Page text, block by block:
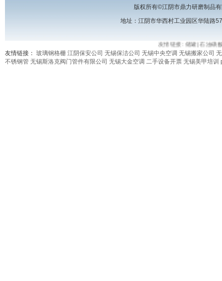
版权所有©江阴市鼎力研磨制品
地址：江阴市华西村工业园区华陆路
友情链接: 储罐|石油磺酸
友情链接： 玻璃钢格栅 江阴保安公司 无锡保洁公司 无锡中央空调 无锡搬家公司
不锈钢管 无锡斯洛克阀门管件有限公司 无锡大金空调 二手设备开票 无锡美甲培训